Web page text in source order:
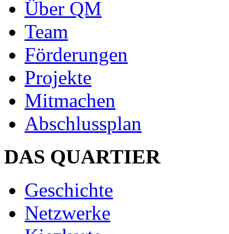
Über QM
Team
Förderungen
Projekte
Mitmachen
Abschlussplan
DAS QUARTIER
Geschichte
Netzwerke